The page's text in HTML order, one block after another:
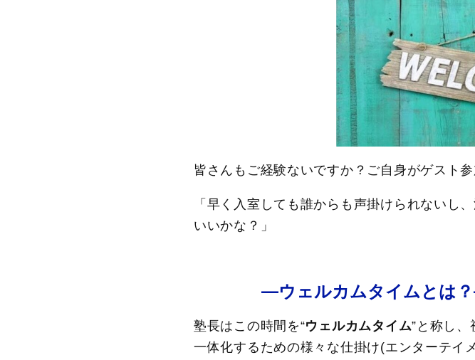
皆さんもご経験ないですか？ご自身がゲスト参
「早く入室しても誰からも声掛けられないし
いいかな？」
―ウェルカムタイムとは
塾長はこの時間を“ウェルカムタイム”と称し
一体化するための様々な仕掛け(エンターテイ